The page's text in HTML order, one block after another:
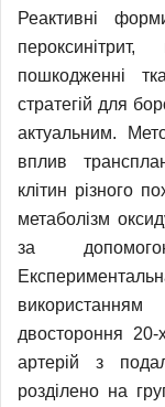
Реактивні
пошкодженні
стратегій для
актуальним.
вплив
клітин різного
метаболізм
за
двостороння 20-
артерій з
розділено на